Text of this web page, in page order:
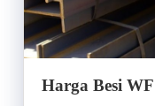
Harga Besi WF